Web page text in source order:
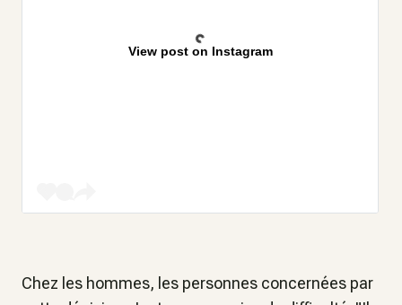
View post on Instagram
Chez les hommes, les personnes concernées par